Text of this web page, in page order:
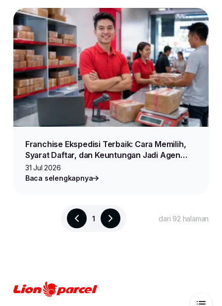
Franchise Ekspedisi Terbaik: Cara Memilih,
Syarat Daftar, dan Keuntungan Jadi Agen
Lion Parcel
31 Jul 2026
Baca selengkapnya
1 dari 92 halaman